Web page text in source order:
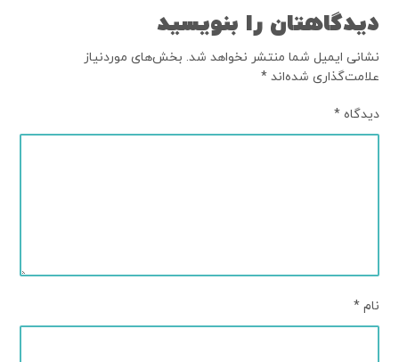
دیدگاهتان را بنویسید
نشانی ایمیل شما منتشر نخواهد شد. بخش‌های موردنیاز
علامت‌گذاری شده‌اند*
دیدگاه*
نام*